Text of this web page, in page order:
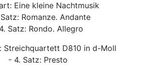
Eine kleine Nachtmusik
Romanze. Andante
Satz: Rondo. Allegro
Streichquartett D810 in d-Moll
- 4. Satz: Presto